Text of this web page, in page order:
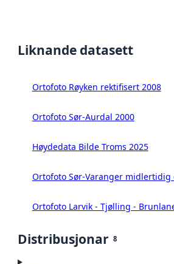
Liknande datasett
Ortofoto Røyken rektifisert 2008
Ortofoto Sør-Aurdal 2000
Høydedata Bilde Troms 2025
Ortofoto Sør-Varanger midlertidig
Ortofoto Larvik - Tjølling -
Distribusjonar 8